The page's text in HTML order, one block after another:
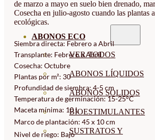
ABONOS ECO
VER TODOS
ABONOS LÍQUIDOS
ABONOS SOLIDOS
BIOESTIMULANTES
SUSTRATOS Y
de marzo a mayo en suelo bien drenado,
Cosecha en julio-agosto cuando las plantas
ecológicas.
Siembra directa: Febrero a Abril
Transplante: Febrero a Abril
Cosecha: Octubre
Plantas por m²: 30
Profundidad de siembra: 4-5 cm
Temperatura de germinación: 15-25°C
Maceta mínima: 10 L
Marco de plantación: 45 x 10 cm
Nivel de riego: Bajo